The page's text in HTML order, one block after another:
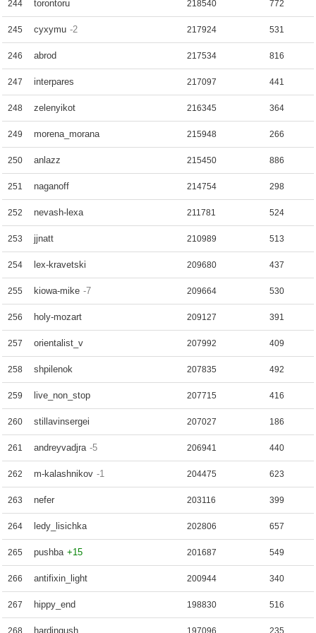
244 torontoru 218540 772
245 cyxymu -2 217924 531
246 abrod 217534 816
247 interpares 217097 441
248 zelenyikot 216345 364
249 morena_morana 215948 266
250 anlazz 215450 886
251 naganoff 214754 298
252 nevash-lexa 211781 524
253 jjnatt 210989 513
254 lex-kravetski 209680 437
255 kiowa-mike -7 209664 530
256 holy-mozart 209127 391
257 orientalist_v 207992 409
258 shpilenok 207835 492
259 live_non_stop 207715 416
260 stillavinsergei 207027 186
261 andreyvadjra -5 206941 440
262 m-kalashnikov -1 204475 623
263 nefer 203116 399
264 ledy_lisichka 202806 657
265 pushba +15 201687 549
266 antifixin_light 200944 340
267 hippy_end 198830 516
268 hardingush 197096 235